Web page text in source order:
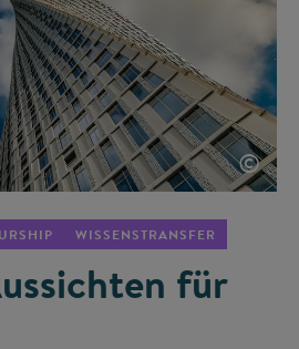
©
WISSENSTRANSFER
für